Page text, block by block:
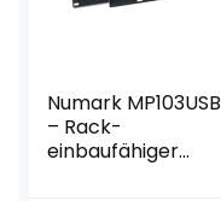
Numark MP103USB
– Rack-
einbaufähiger